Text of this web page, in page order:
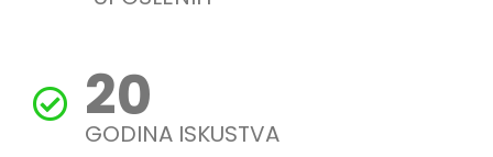
20
GODINA ISKUSTVA